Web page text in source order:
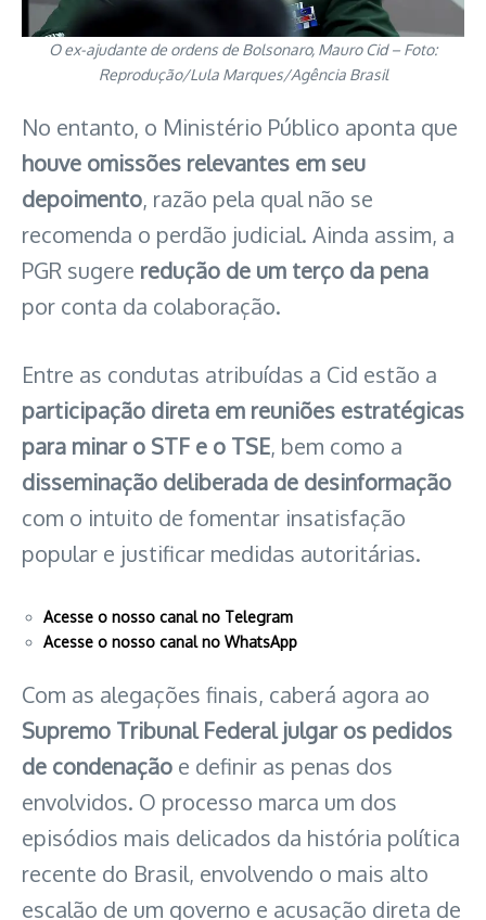
O ex-ajudante de ordens de Bolsonaro, Mauro Cid – Foto:
Reprodução/Lula Marques/Agência Brasil
No entanto, o Ministério Público aponta que
houve omissões relevantes em seu
depoimento, razão pela qual não se
recomenda o perdão judicial. Ainda assim, a
PGR sugere redução de um terço da pena
por conta da colaboração.
Entre as condutas atribuídas a Cid estão a
participação direta em reuniões estratégicas
para minar o STF e o TSE, bem como a
disseminação deliberada de desinformação
com o intuito de fomentar insatisfação
popular e justificar medidas autoritárias.
Acesse o nosso canal no Telegram
Acesse o nosso canal no WhatsApp
Com as alegações finais, caberá agora ao
Supremo Tribunal Federal julgar os pedidos
de condenação e definir as penas dos
envolvidos. O processo marca um dos
episódios mais delicados da história política
recente do Brasil, envolvendo o mais alto
escalão de um governo e acusação direta de